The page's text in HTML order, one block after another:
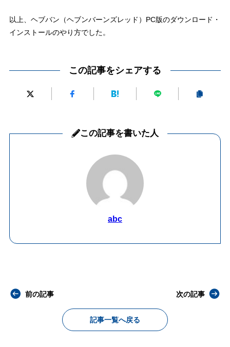
以上、ヘブバン（ヘブンバーンズレッド）PC版のダウンロード・
インストールのやり方でした。
この記事をシェアする
この記事を書いた人
abc
前の記事
記事一覧へ戻る
次の記事